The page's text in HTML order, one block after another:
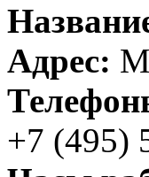
Адрес:
+7 (495)